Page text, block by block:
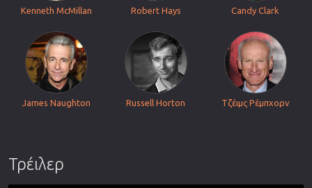
Kenneth McMillan Robert Hays Candy Clark
James Naughton Russell Horton Τζέιμς Ρέμπχορν
Τρέιλερ